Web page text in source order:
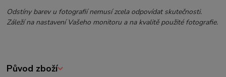
Odstíny barev u fotografií nemusí zcela odpovídat skutečnosti.
Záleží na nastavení Vašeho monitoru a na kvalitě použité fotografie.
Původ zboží